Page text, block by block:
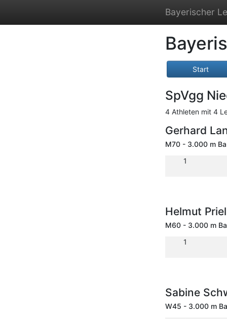
Bayerischer
Start
SpVgg
4 Athleten mit 4
Gerhard
M70 - 3.000 m
1
Helmut
M60 - 3.000 m
1
Sabine
W45 - 3.000 m